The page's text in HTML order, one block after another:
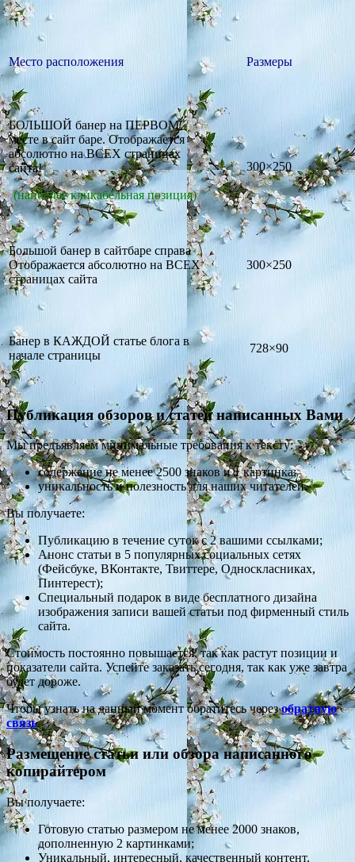
Место расположения Размеры
БОЛЬШОЙ банер на ПЕРВОМ
месте в сайт баре. Отображается
абсолютно на ВСЕХ страницах
сайта!
(наиболее кликабельная позиция)
300×250
Большой банер в сайтбаре справа
Отображается абсолютно на ВСЕХ
страницах сайта
300×250
Банер в КАЖДОЙ статье блога в
начале страницы
728×90
Публикация обзоров и статей написанных Вами
Мы предъявляем минимальные требования к тексту:
содержание не менее 2500 знаков и 1 картинка;
уникальность и полезность для наших читателей.
Вы получаете:
Публикацию в течение суток с 2 вашими ссылками;
Анонс статьи в 5 популярных социальных сетях
(Фейсбуке, ВКонтакте, Твиттере, Односкласниках,
Пинтерест);
Специальный подарок в виде бесплатного дизайна
изображения записи вашей статьи под фирменный стиль
сайта.
Стоимость постоянно повышается, так как растут позиции и
показатели сайта. Успейте заказать сегодня, так как уже завтра
будет дороже.
Чтобы узнать на данный момент обратитесь черезобратную
связь.
Размещение статьи или обзора написанного
копирайтером
Вы получаете:
Готовую статью размером не менее 2000 знаков,
дополненную 2 картинками;
Уникальный, интересный, качественный контент,